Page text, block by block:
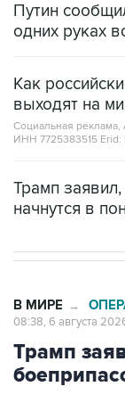
Путин
одних руках
Как
выходят на
Социальная
ИНН 7725383515 Erid:
Трамп
начнутся в
В МИРЕ →
08:38, 6 августа
Трамп